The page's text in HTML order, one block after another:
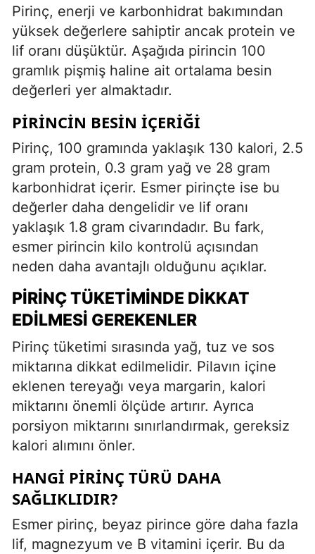
Pirinç, enerji ve karbonhidrat bakımından
yüksek değerlere sahiptir ancak protein ve
lif oranı düşüktür. Aşağıda pirincin 100
gramlık pişmiş haline ait ortalama besin
değerleri yer almaktadır.
PIRINCIN BESIN İÇERIĞI
Pirinç, 100 gramında yaklaşık 130 kalori, 2.5
gram protein, 0.3 gram yağ ve 28 gram
karbonhidrat içerir. Esmer pirinçte ise bu
değerler daha dengelidir ve lif oranı
yaklaşık 1.8 gram civarındadır. Bu fark,
esmer pirincin kilo kontrolü açısından
neden daha avantajlı olduğunu açıklar.
PIRINÇ TÜKETIMINDE DIKKAT
EDILMESI GEREKENLER
Pirinç tüketimi sırasında yağ, tuz ve sos
miktarına dikkat edilmelidir. Pilavın içine
eklenen tereyağı veya margarin, kalori
miktarını önemli ölçüde artırır. Ayrıca
porsiyon miktarını sınırlandırmak, gereksiz
kalori alımını önler.
HANGI PIRINÇ TÜRÜ DAHA
SAĞLIKLIDIR?
Esmer pirinç, beyaz pirince göre daha fazla
lif, magnezyum ve B vitamini içerir. Bu da